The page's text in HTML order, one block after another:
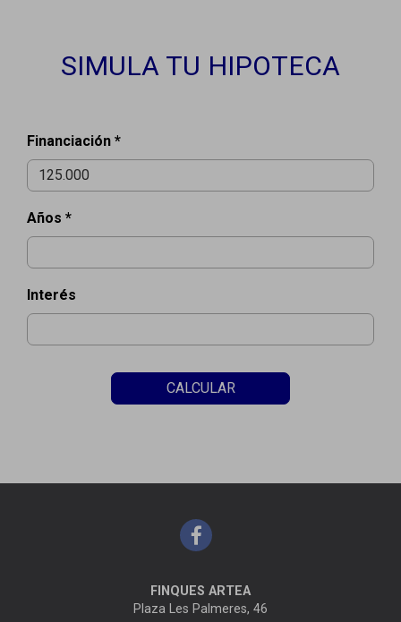
SIMULA TU HIPOTECA
Financiación *
Años *
Interés
CALCULAR
FINQUES ARTEA
Plaza Les Palmeres, 46